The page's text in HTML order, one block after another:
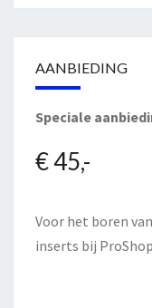
AANBIEDING
Speciale
€ 45,-
Voor het boren
inserts bij